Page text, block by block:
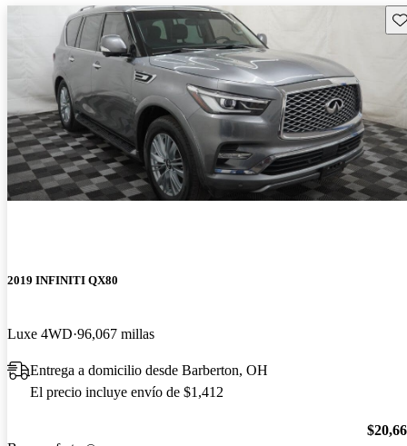
2019 INFINITI QX80
Luxe 4WD 96,067 millas
Entrega a domicilio desde Barberton, OH
El precio incluye envío de $1,412